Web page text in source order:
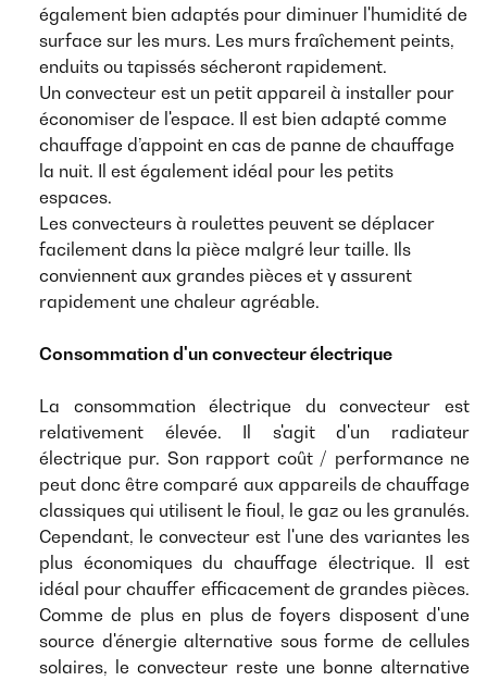
également bien adaptés pour diminuer l'humidité de
surface sur les murs. Les murs fraîchement peints,
enduits ou tapissés sécheront rapidement.
Un convecteur est un petit appareil à installer pour
économiser de l'espace. Il est bien adapté comme
chauffage d’appoint en cas de panne de chauffage
la nuit. Il est également idéal pour les petits
espaces.
Les convecteurs à roulettes peuvent se déplacer
facilement dans la pièce malgré leur taille. Ils
conviennent aux grandes pièces et y assurent
rapidement une chaleur agréable.
Consommation d'un convecteur électrique
La consommation électrique du convecteur est
relativement élevée. Il s'agit d'un radiateur
électrique pur. Son rapport coût / performance ne
peut donc être comparé aux appareils de chauffage
classiques qui utilisent le fioul, le gaz ou les granulés.
Cependant, le convecteur est l'une des variantes les
plus économiques du chauffage électrique. Il est
idéal pour chauffer efficacement de grandes pièces.
Comme de plus en plus de foyers disposent d'une
source d'énergie alternative sous forme de cellules
solaires, le convecteur reste une bonne alternative